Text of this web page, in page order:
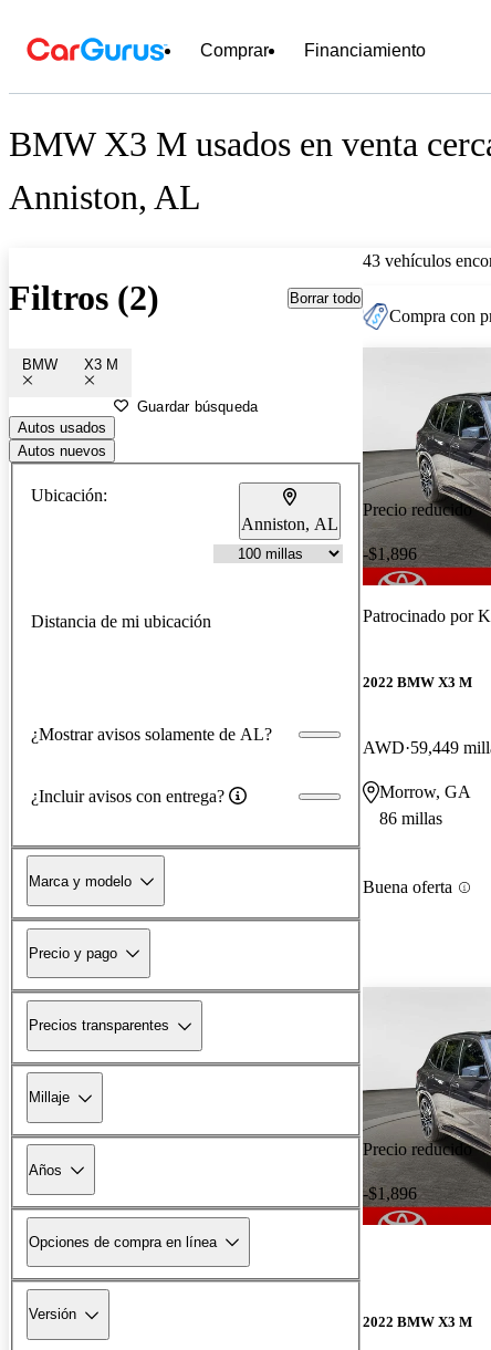
Comprar Financiamiento
BMW X3 M usados en venta
Anniston, AL
Filtros (2) Borrar todo
BMW X3 M
Guardar búsqueda
Autos usados
Autos nuevos
Ubicación:
Anniston, AL
Distancia de mi ubicación
¿Mostrar avisos solamente de AL?
¿Incluir avisos con entrega?
Marca y modelo
Precio y pago
Precios transparentes
Millaje
Años
Opciones de compra en línea
Versión
43 vehículos
Compra con
Precio reducido
-$1,896
Patrocinado por
2022 BMW X3 M
AWD 59,449
Morrow, GA
86 millas
Buena oferta
Precio reducido
-$1,896
2022 BMW X3 M